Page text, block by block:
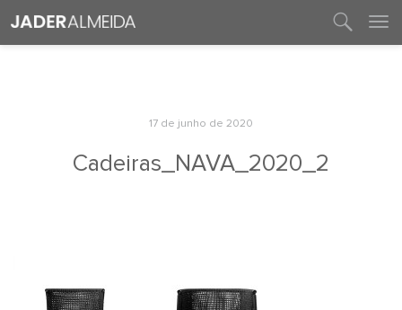
17 de junho de 2020
Cadeiras_NAVA_2020_2